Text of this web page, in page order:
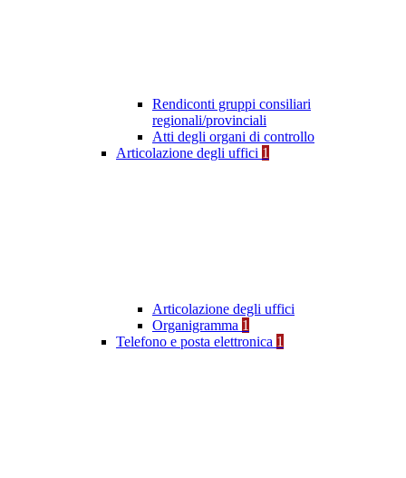
Rendiconti gruppi consiliari
regionali/provinciali
Atti degli organi di controllo
Articolazione degli uffici 1
Articolazione degli uffici
Organigramma 1
Telefono e posta elettronica 1